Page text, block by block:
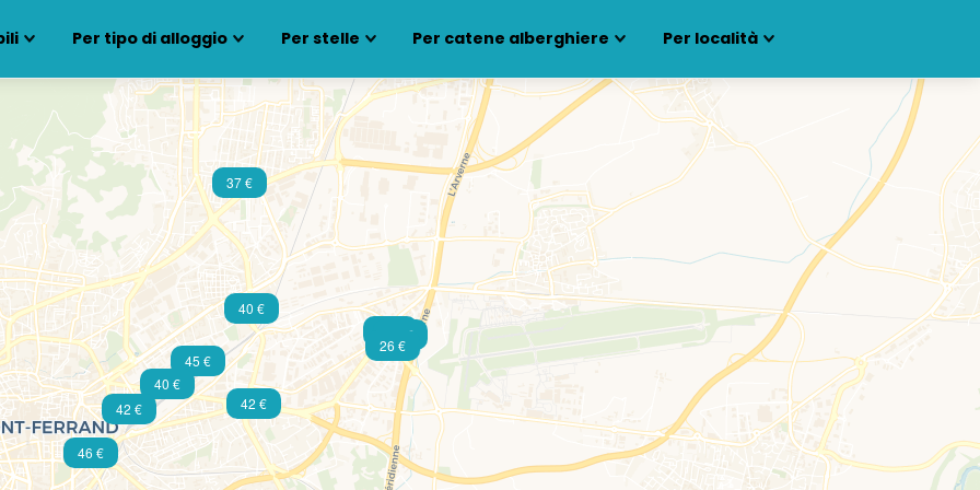
Per tipo di alloggio Per stelle Per catene alberghiere Per località
26 €
37 €
40 €
40 €
42 €
42 €
45 €
46 €
47 €